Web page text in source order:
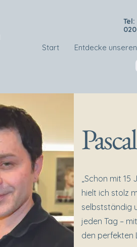
Tel:
Start Entdecke
Pascal
„Schon mit 15
hielt ich stolz
selbstständig
jeden Tag –
den perfekten